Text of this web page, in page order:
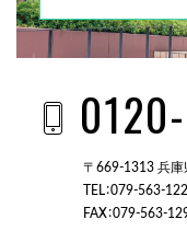
〒669-1313 兵
TEL：079-563-
FAX：079-563-